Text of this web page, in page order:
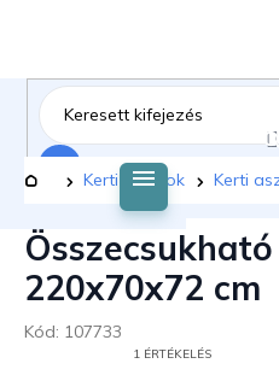
tartalomhoz
Kezdőlap
Kerti bútorok Kerti
220x70x72 cm
Kód: 107733
1 ÉRTÉKELÉS